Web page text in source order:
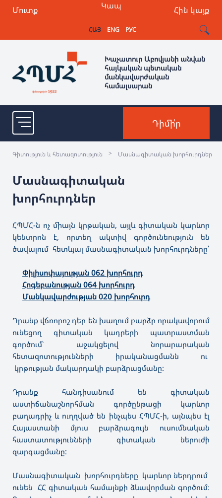
Մուտք Հին կայք
Կապ
ՀԱՅ ENG РУС
Խաչատուր Աբովյանի անվան
հայկական պետական
մանկավարժական
համալսարան
Դիմի՛ր
Գիտություն և հետազոտություն > Մասնագիտական խորհուրդներ
Մասնագիտական
խորհուրդներ
ՀՊՄՀ-ն ոչ միայն կրթական, այլև գիտական կարևոր
կենտրոն է, որտեղ ակտիվ գործունեություն են
ծավալում հետևյալ մասնագիտական խորհուրդները՝
Փիլիսոփայության 062 խորհուրդ
Հոգեբանության 064 խորհուրդ
Մանկավարժության 020 խորհուրդ
Դրանք վճռորոշ դեր են խաղում բարձր որակավորում
ունեցող գիտական կադրերի պատրաստման
գործում՝ աջակցելով նորարարական
հետազոտությունների իրականացմանն ու
կրթության մակարդակի բարձրացմանը:
Դրանք հանդիսանում են գիտական
աստիճանաշնորհման գործընթացի կարևոր
բաղադրիչ և ուղղված են ինչպես ՀՊՄՀ-ի, այնպես էլ
Հայաստանի մյուս բարձրագույն ուսումնական
հաստատությունների գիտական ներուժի
զարգացմանը:
Մասնագիտական խորհուրդները կարևոր ներդրում
ունեն ՀՀ գիտական համայնքի ձևավորման գործում։